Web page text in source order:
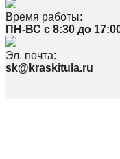
Время работы:
ПН-ВС с 8:30 до
Эл. почта:
sk@kraskitula.ru